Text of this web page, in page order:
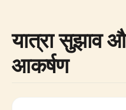
यात्रा सुझाव
आकर्षण